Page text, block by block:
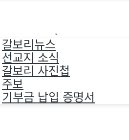
갈보리뉴스
선교지 소식
갈보리 사진첩
주보
기부금 납입 증명서